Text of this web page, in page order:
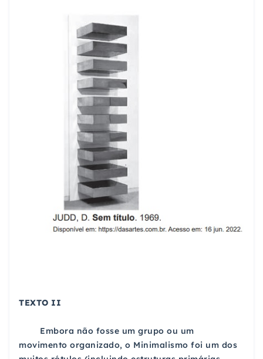
TEXTO II
Embora não fosse um grupo ou um
movimento organizado, o Minimalismo foi um dos